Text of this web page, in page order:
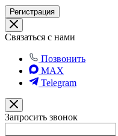
Регистрация
Связаться с нами
Позвонить
MAX
Telegram
Запросить звонок